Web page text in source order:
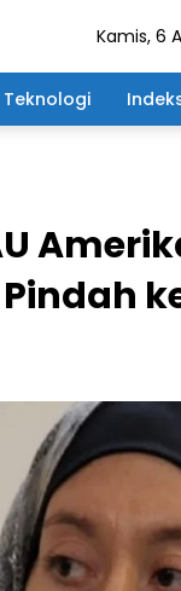
Kamis, 6
Teknologi